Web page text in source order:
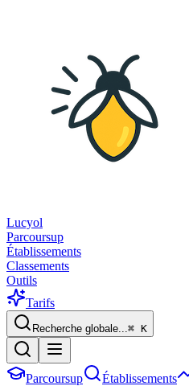
Lucyol
Parcoursup
Établissements
Classements
Outils
Tarifs
Recherche globale...⌘ K
Parcoursup Établissements